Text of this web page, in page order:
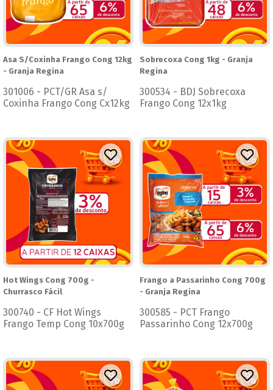
Asa S/Coxinha Frango Cong 12kg
- Granja Regina
301006 - PCT/GR Asa s/
Coxinha Frango Cong Cx12kg
Sobrecoxa Cong 1kg - Granja
Regina
300534 - BDJ Sobrecoxa
Frango Cong 12x1kg
Hot Wings Cong 700g -
Churrasco Fácil
300740 - CF Hot Wings
Frango Temp Cong 10x700g
Frango a Passarinho Cong 700g
- Granja Regina
300585 - PCT Frango
Passarinho Cong 12x700g